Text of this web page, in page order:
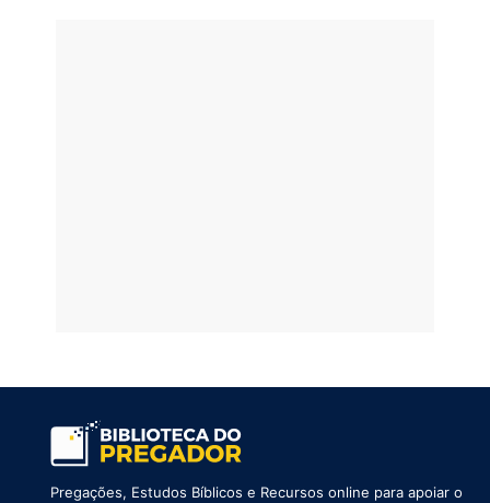
Pregações, Estudos Bíblicos e Recursos online para apoiar o